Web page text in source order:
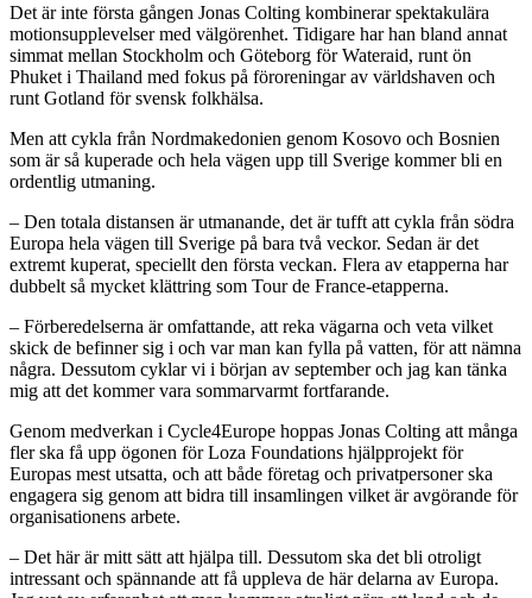
Det är inte första gången Jonas Colting kombinerar spektakulära
motionsupplevelser med välgörenhet. Tidigare har han bland annat
simmat mellan Stockholm och Göteborg för Wateraid, runt ön
Phuket i Thailand med fokus på föroreningar av världshaven och
runt Gotland för svensk folkhälsa.
Men att cykla från Nordmakedonien genom Kosovo och Bosnien
som är så kuperade och hela vägen upp till Sverige kommer bli en
ordentlig utmaning.
– Den totala distansen är utmanande, det är tufft att cykla från södra
Europa hela vägen till Sverige på bara två veckor. Sedan är det
extremt kuperat, speciellt den första veckan. Flera av etapperna har
dubbelt så mycket klättring som Tour de France-etapperna.
– Förberedelserna är omfattande, att reka vägarna och veta vilket
skick de befinner sig i och var man kan fylla på vatten, för att nämna
några. Dessutom cyklar vi i början av september och jag kan tänka
mig att det kommer vara sommarvarmt fortfarande.
Genom medverkan i Cycle4Europe hoppas Jonas Colting att många
fler ska få upp ögonen för Loza Foundations hjälpprojekt för
Europas mest utsatta, och att både företag och privatpersoner ska
engagera sig genom att bidra till insamlingen vilket är avgörande för
organisationens arbete.
– Det här är mitt sätt att hjälpa till. Dessutom ska det bli otroligt
intressant och spännande att få uppleva de här delarna av Europa.